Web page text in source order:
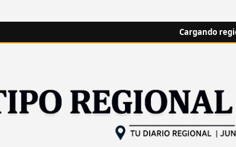
Cargando